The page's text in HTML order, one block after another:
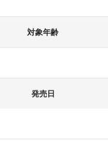
対象年齢
発売日